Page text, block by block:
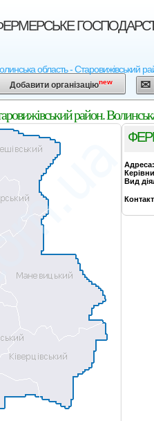
ГОСПОДАРСТВО
область - Старовижівський
Добавити організаціюnew
район. Волинська
Адреса:
Вид